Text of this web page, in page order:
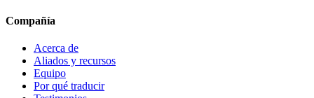
Compañía
Acerca de
Aliados y recursos
Equipo
Por qué traducir